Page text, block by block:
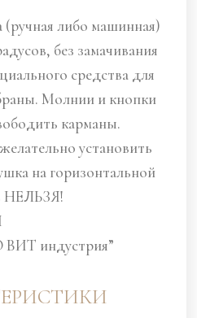
(ручная либо машинная)
без замачивания
средства для
Молнии и кнопки
карманы.
установить
на горизонтальной
НЕЛЬЗЯ!
индустрия”